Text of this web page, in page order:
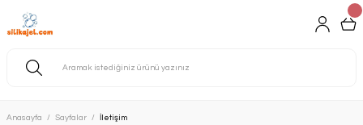
Anasayfa Sayfalar İletişim